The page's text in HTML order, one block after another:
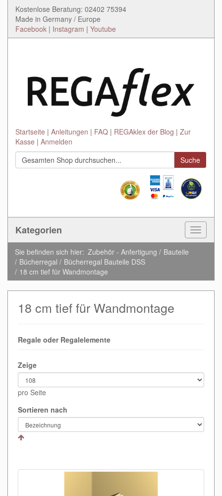
Kostenlose Beratung: 02402 75394
Made in Germany / Europe
Facebook | Instagram | Youtube
Startseite Anleitungen FAQ REGAklex der Blog
Zur
Kasse
Anmelden
Suche
Kategorien
Toggle
Sie befinden sich hier: Zubehör - Anfertigung
Bauteile
Bücherregal
Bücherregal Bauteile DSS
18 cm tief für Wandmontage
18 cm tief für Wandmontage
Regale oder Regalelemente
Zeige
pro Seite
Sortieren nach